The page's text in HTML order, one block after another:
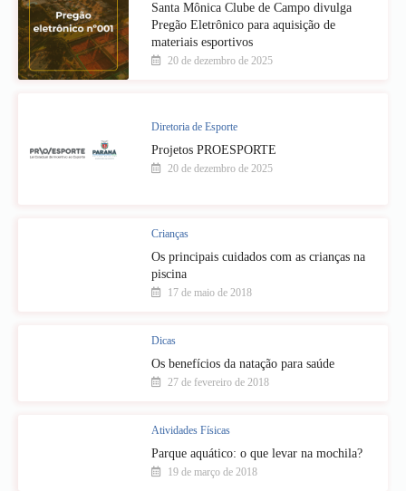
Santa Mônica Clube de Campo divulga
Pregão Eletrônico para aquisição de
materiais esportivos
20 de dezembro de 2025
Diretoria de Esporte
Projetos PROESPORTE
20 de dezembro de 2025
Crianças
Os principais cuidados com as crianças na
piscina
17 de maio de 2018
Dicas
Os benefícios da natação para saúde
27 de fevereiro de 2018
Atividades Físicas
Parque aquático: o que levar na mochila?
19 de março de 2018